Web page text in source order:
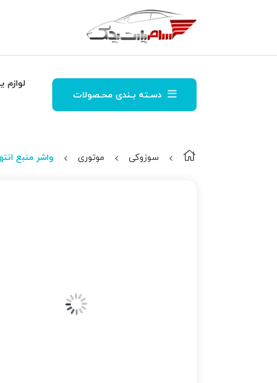
دسـته بـندی محـصولات
لوازم
سوزوکی موتوری واشر منبع